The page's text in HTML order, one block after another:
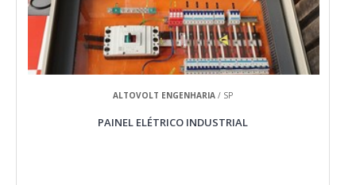
ALTOVOLT ENGENHARIA / SP
PAINEL ELÉTRICO INDUSTRIAL